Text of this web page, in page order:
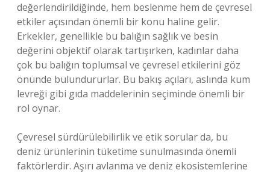
değerlendirildiğinde, hem beslenme hem de çevresel
etkiler açısından önemli bir konu haline gelir.
Erkekler, genellikle bu balığın sağlık ve besin
değerini objektif olarak tartışırken, kadınlar daha
çok bu balığın toplumsal ve çevresel etkilerini göz
önünde bulundururlar. Bu bakış açıları, aslında kum
levreği gibi gıda maddelerinin seçiminde önemli bir
rol oynar.
Çevresel sürdürülebilirlik ve etik sorular da, bu
deniz ürünlerinin tüketime sunulmasında önemli
faktörlerdir. Aşırı avlanma ve deniz ekosistemlerine